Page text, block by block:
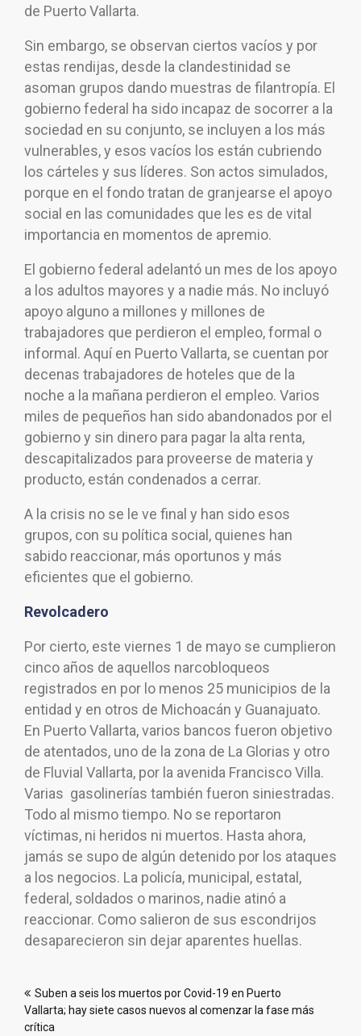
de Puerto Vallarta.
Sin embargo, se observan ciertos vacíos y por
estas rendijas, desde la clandestinidad se
asoman grupos dando muestras de filantropía. El
gobierno federal ha sido incapaz de socorrer a la
sociedad en su conjunto, se incluyen a los más
vulnerables, y esos vacíos los están cubriendo
los cárteles y sus líderes. Son actos simulados,
porque en el fondo tratan de granjearse el apoyo
social en las comunidades que les es de vital
importancia en momentos de apremio.
El gobierno federal adelantó un mes de los apoyo
a los adultos mayores y a nadie más. No incluyó
apoyo alguno a millones y millones de
trabajadores que perdieron el empleo, formal o
informal. Aquí en Puerto Vallarta, se cuentan por
decenas trabajadores de hoteles que de la
noche a la mañana perdieron el empleo. Varios
miles de pequeños han sido abandonados por el
gobierno y sin dinero para pagar la alta renta,
descapitalizados para proveerse de materia y
producto, están condenados a cerrar.
A la crisis no se le ve final y han sido esos
grupos, con su política social, quienes han
sabido reaccionar, más oportunos y más
eficientes que el gobierno.
Revolcadero
Por cierto, este viernes 1 de mayo se cumplieron
cinco años de aquellos narcobloqueos
registrados en por lo menos 25 municipios de la
entidad y en otros de Michoacán y Guanajuato.
En Puerto Vallarta, varios bancos fueron objetivo
de atentados, uno de la zona de La Glorias y otro
de Fluvial Vallarta, por la avenida Francisco Villa.
Varias gasolinerías también fueron siniestradas.
Todo al mismo tiempo. No se reportaron
víctimas, ni heridos ni muertos. Hasta ahora,
jamás se supo de algún detenido por los ataques
a los negocios. La policía, municipal, estatal,
federal, soldados o marinos, nadie atinó a
reaccionar. Como salieron de sus escondrijos
desaparecieron sin dejar aparentes huellas.
de
entradas
Suben a seis los muertos por Covid-19 en Puerto
Vallarta; hay siete casos nuevos al comenzar la fase más
crítica